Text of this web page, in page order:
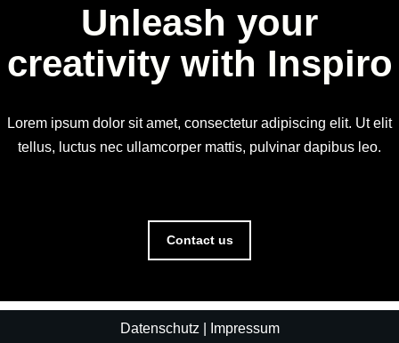
Unleash your
creativity with Inspiro
Lorem ipsum dolor sit amet, consectetur adipiscing elit. Ut elit
tellus, luctus nec ullamcorper mattis, pulvinar dapibus leo.
Contact us
Datenschutz Impressum